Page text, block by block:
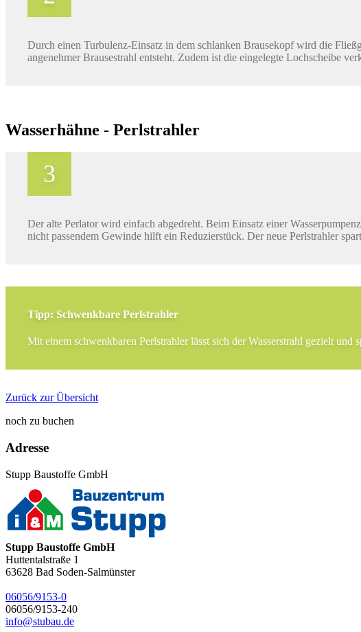
Durch einen Turbulenz-Einsatz in dem schlanken Brausekopf wird die
angenehmer Brausestrahl entsteht. Zudem ist die eingelegte Lochscheibe
Wasserhähne - Perlstrahler
Der alte Perlator wird einfach abgedreht. Beim Einsatz einer
nicht passendem Gewinde hilft ein Reduzierstück. Der neue Perlstrahler
Tipp: Schwenkbare Perlstrahler
Mit einem schwenkbaren Perlstrahler lässt sich der Wasserstrahl gezielt und
Zurück zur Übersicht
noch zu buchen
Adresse
Stupp Baustoffe GmbH
Stupp Baustoffe GmbH
Huttentalstraße 1
63628 Bad Soden-Salmünster
06056/9153-0
06056/9153-240
info@stubau.de